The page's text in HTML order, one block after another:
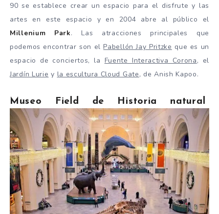
90 se establece crear un espacio para el disfrute y las
artes en este espacio y en 2004 abre al público el
Millenium Park. Las atracciones principales que
podemos encontrar son elPabellón Jay Pritzke que es un
espacio de conciertos, la Fuente Interactiva Corona, el
Jardín Lurie y la escultura Cloud Gate, de Anish Kapoo.
Museo Field de Historia natural